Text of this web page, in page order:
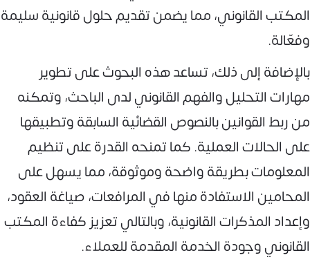
المكتب القانوني، مما يضمن تقديم حلول قانونية سليمة
وفعّالة.
بالإضافة إلى ذلك، تساعد هذه البحوث على تطوير
مهارات التحليل والفهم القانوني لدى الباحث، وتمكنه
من ربط القوانين بالنصوص القضائية السابقة وتطبيقها
على الحالات العملية. كما تمنحه القدرة على تنظيم
المعلومات بطريقة واضحة وموثوقة، مما يسهل على
المحامين الاستفادة منها في المرافعات، صياغة العقود،
وإعداد المذكرات القانونية، وبالتالي تعزيز كفاءة المكتب
القانوني وجودة الخدمة المقدمة للعملاء.